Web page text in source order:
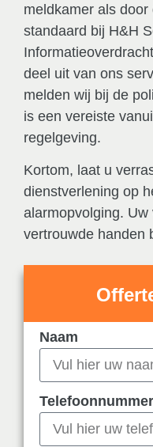
meldkamer als
standaard bij H&H
deel uit van ons
melden wij bij de
is een vereiste
regelgeving.
Kortom, laat u
dienstverlening op
alarmopvolging.
vertrouwde handen
Naam
Telefoonnummer